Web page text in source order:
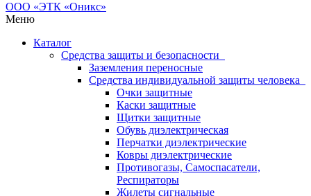
Меню
Каталог
Средства защиты и безопасности
Заземления переносные
Средства индивидуальной защиты человека
Очки защитные
Каски защитные
Щитки защитные
Обувь диэлектрическая
Перчатки диэлектрические
Ковры диэлектрические
Противогазы, Самоспасатели,
Респираторы
Жилеты сигнальные